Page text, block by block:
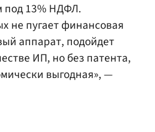
под 13% НДФЛ.
не пугает финансовая
аппарат, подойдет
ИП, но без патента,
выгодная», —